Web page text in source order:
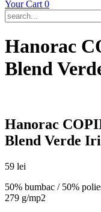
Your Cart 0
Hanorac
Blend
Hanorac
Blend Verde
59 lei
50% bumbac / 50%
279 g/mp2